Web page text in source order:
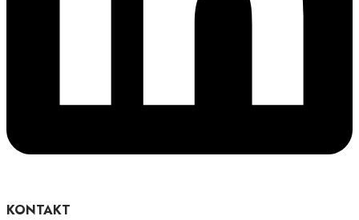
KONTAKT